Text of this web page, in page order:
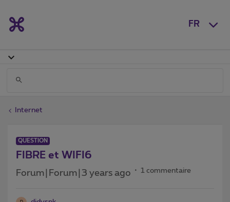
FR
Internet
QUESTION
FIBRE et WIFI6
Forum|Forum|3 years ago 1 commentaire